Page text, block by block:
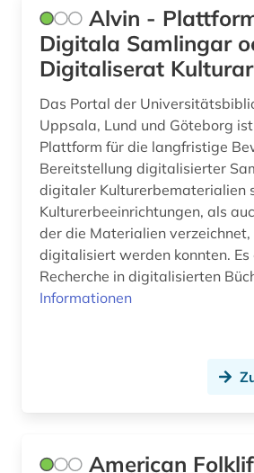
frankfurt (1)
frankreich (1)
französisch (1)
frauenbefreiung (1)
frauenforschung (2)
frauengeschichte (1)
frescobaldi (1)
fux (1)
Alvin -
Digitala Samlingar
Digitaliserat
Das Portal der
Uppsala, Lund und Göteborg
Plattform für die langfristige
Bereitstellung digitalisierter
digitaler Kulturerbematerialien
Kulturerbeeinrichtungen, als
der die Materialien verzeichnet,
digitalisiert werden konnten. Es ermöglicht die
Recherche in digitalisierten
Informationen
American